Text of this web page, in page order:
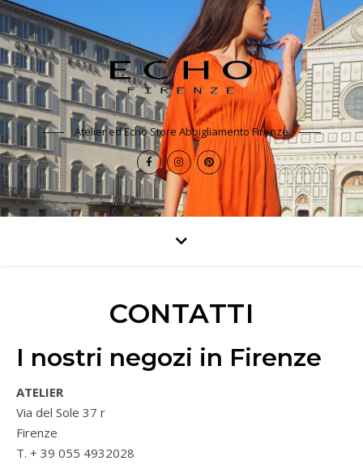
Atelier ed Echo Store Abbigliamento Firenze
CONTATTI
I nostri negozi in Firenze
ATELIER
Via del Sole 37 r
Firenze
T. + 39 055 4932028